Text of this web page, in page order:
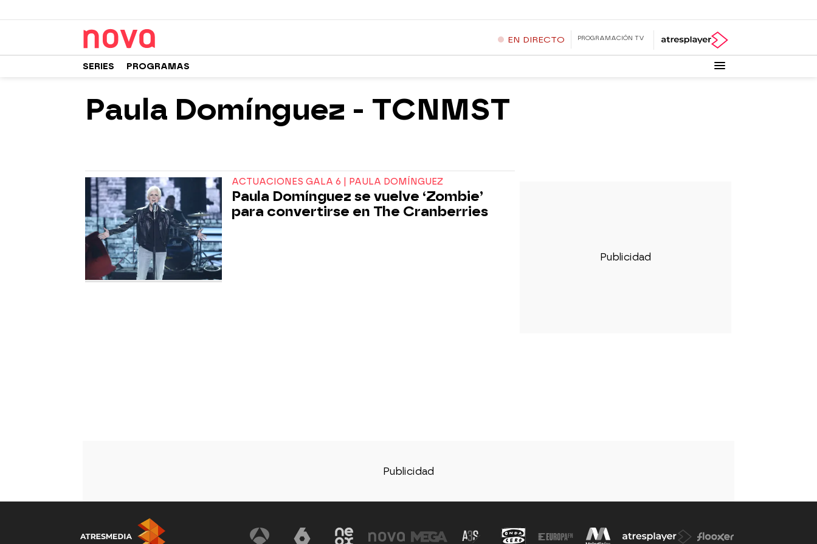
EN DIRECTO PROGRAMACIÓN TV
SERIES PROGRAMAS
Paula Domínguez - TCNMST
ACTUACIONES GALA 6 | PAULA DOMÍNGUEZ
Paula Domínguez se vuelve ‘Zombie’
para convertirse en The Cranberries